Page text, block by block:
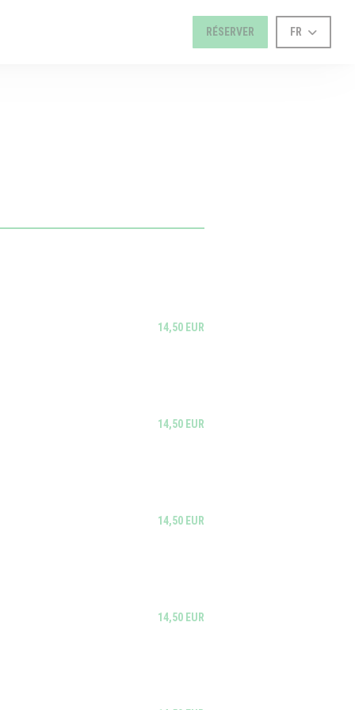
RÉSERVER FR
14,50 EUR
14,50 EUR
14,50 EUR
14,50 EUR